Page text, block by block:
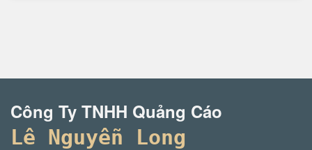
Công Ty TNHH Quảng Cáo
Lê Nguyễn Long